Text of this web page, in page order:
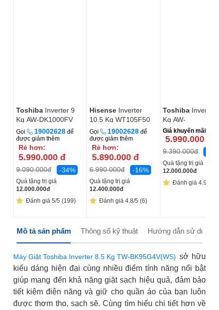
Toshiba Inverter 9
Kg AW-DK1000FV
(KK)
Gọi 19002628 để
được giảm thêm
Rẻ hơn:
5.990.000 đ
9.090.000đ -34%
Quà tặng trị giá
12.000.000đ
Đánh giá 5/5 (199)
Hisense Inverter
10.5 Kg WT105F50
Gọi 19002628 để
được giảm thêm
Rẻ hơn:
5.890.000 đ
6.990.000đ -16%
Quà tặng trị giá
12.400.000đ
Đánh giá 4.8/5 (6)
Toshiba Inverter
Kg AW-
DM1100PV(KK)
Giá khuyến mãi:
5.990.000
9.390.000đ
Quà tặng trị giá
12.000.000đ
Đánh giá 4.9/5
Mô tả sản phẩm Thông số kỹ thuật Hướng dẫn sử dụng
Máy Giặt Toshiba Inverter 8.5 Kg TW-BK95G4V(WS) sở hữu
kiểu dáng hiện đại cùng nhiều điểm tính năng nổi bật
giúp mang đến khả năng giặt sạch hiệu quả, đảm bảo
tiết kiệm điện năng và giữ cho quần áo của bạn luôn
được thơm tho, sạch sẽ. Cùng tìm hiểu chi tiết hơn về